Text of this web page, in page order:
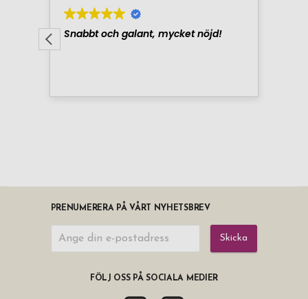
PRENUMERERA PÅ VÅRT NYHETSBREV
Skicka
FÖLJ OSS PÅ SOCIALA MEDIER